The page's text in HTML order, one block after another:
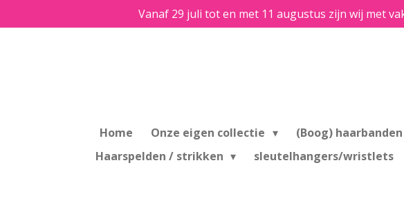
direct
Vanaf 29 juli tot en met 11 augustus zijn wij met
Home Onze eigen collectie (Boog) haarbanden
Haarspelden / strikken
sleutelhangers/wristlets